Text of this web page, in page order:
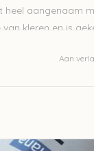
heel aangenaam
kleren en is
Aan
Tilia - Fuchia 213